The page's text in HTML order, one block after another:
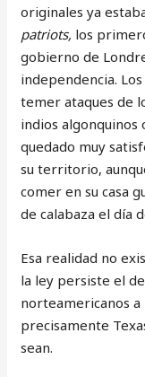
originales ya
patriots, los
gobierno de
independencia.
temer ataques de
indios algonquinos
quedado muy
su territorio,
comer en su casa
de calabaza el día
Esa realidad no
la ley persiste el
norteamericanos a
precisamente
sean.